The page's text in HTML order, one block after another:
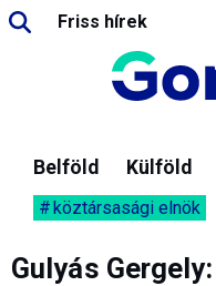
Friss hírek
Belföld Külföld
köztársasági elnök
Gulyás